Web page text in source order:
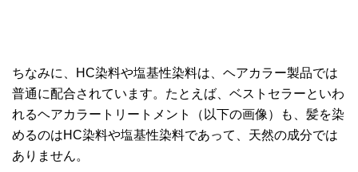
ちなみに、HC染料や塩基性染料は、ヘアカラー製品では
普通に配合されています。たとえば、ベストセラーといわ
れるヘアカラートリートメント（以下の画像）も、髪を染
めるのはHC染料や塩基性染料であって、天然の成分では
ありません。